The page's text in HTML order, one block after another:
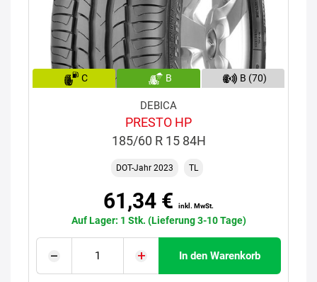
C B B (70)
DEBICA
PRESTO HP
185/60 R 15 84H
DOT-Jahr 2023 TL
61,34 € inkl. MwSt.
Auf Lager: 1 Stk. (Lieferung 3-10 Tage)
In den Warenkorb